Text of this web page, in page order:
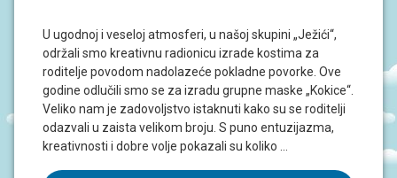
U ugodnoj i veseloj atmosferi, u našoj skupini „Ježići“,
održali smo kreativnu radionicu izrade kostima za
roditelje povodom nadolazeće pokladne povorke. Ove
godine odlučili smo se za izradu grupne maske „Kokice“.
Veliko nam je zadovoljstvo istaknuti kako su se roditelji
odazvali u zaista velikom broju. S puno entuzijazma,
kreativnosti i dobre volje pokazali su koliko …